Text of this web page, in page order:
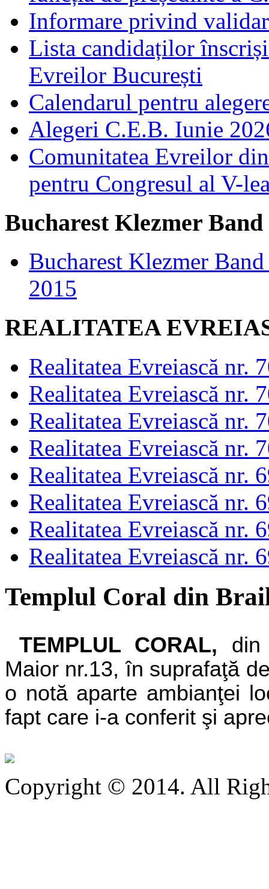
Informare privind
Lista candidaților
Evreilor București
Calendarul pentru
Alegeri C.E.B. Iunie
Comunitatea Evreilor
pentru Congresul al V-
Bucharest Klezmer Band
Bucharest Klezmer
2015
REALITATEA
Realitatea Evreiască nr.
Realitatea Evreiască nr.
Realitatea Evreiască nr.
Realitatea Evreiască nr.
Realitatea Evreiască nr.
Realitatea Evreiască nr.
Realitatea Evreiască nr.
Realitatea Evreiască nr.
Templul Coral din
TEMPLUL CORAL,
Maior nr.13, în suprafaţă
o notă aparte ambianţei
fapt care i-a conferit şi
Copyright © 2014. All